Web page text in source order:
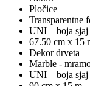
Pločice
Transparentne
UNI – boja sjaj
67.50 cm x 15
Dekor drveta
Marble -
UNI – boja sjaj